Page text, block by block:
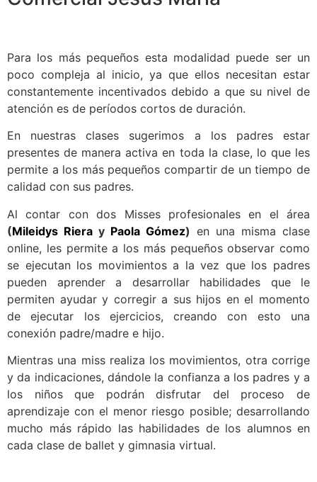
Para los más pequeños esta modalidad puede ser un
poco compleja al inicio, ya que ellos necesitan estar
constantemente incentivados debido a que su nivel de
atención es de períodos cortos de duración.
En nuestras clases sugerimos a los padres estar
presentes de manera activa en toda la clase, lo que les
permite a los más pequeños compartir de un tiempo de
calidad con sus padres.
Al contar con dos Misses profesionales en el área
(Mileidys Riera y Paola Gómez) en una misma clase
online, les permite a los más pequeños observar como
se ejecutan los movimientos a la vez que los padres
pueden aprender a desarrollar habilidades que le
permiten ayudar y corregir a sus hijos en el momento
de ejecutar los ejercicios, creando con esto una
conexión padre/madre e hijo.
Mientras una miss realiza los movimientos, otra corrige
y da indicaciones, dándole la confianza a los padres y a
los niños que podrán disfrutar del proceso de
aprendizaje con el menor riesgo posible; desarrollando
mucho más rápido las habilidades de los alumnos en
cada clase de ballet y gimnasia virtual.